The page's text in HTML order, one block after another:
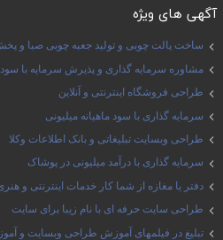
آگهی های ویژه
ساخت پالت چوبی و تولید جعبه چوبی صبا و
مشاوره سرمایه گذاری و پذیرش سرمایه با
طراحی فروشگاه اینترنتی و آنلاین
سرمایه گذاری با سود ماهیانه میلیونی
طراحی وبسایت تبلیغاتی و بانک اطلاعات وکلا
سرمایه گذاری با درآمد میلیونی در پوشاک
دفتر یا مغازه از شما کار خدمات اینترنتی و
طراحی سایت حرفه ای با نام زیبا برای سایت
تبلیغ در فیلمهای آموزش طراحی وبسایت و